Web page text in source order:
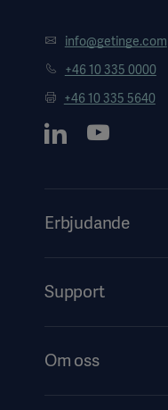
info@getinge.com
+46 10 335 0000
+46 10 335 5640
Erbjudande
Tjänster
Support
Evenemang
Om oss